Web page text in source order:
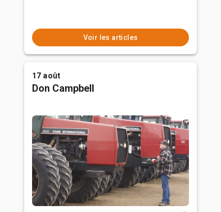
Voir les articles
17 août
Don Campbell